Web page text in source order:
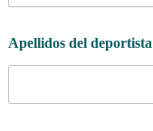
Apellidos del deportista